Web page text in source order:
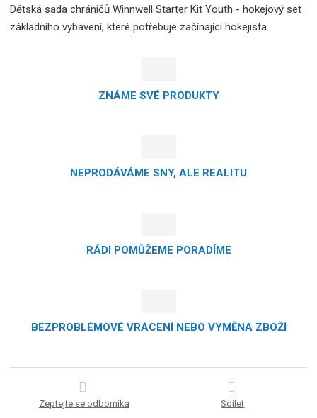
Dětská sada chráničů Winnwell Starter Kit Youth - hokejový set
základního vybavení, které potřebuje začínající hokejista.
ZNÁME SVÉ PRODUKTY
NEPRODÁVÁME SNY, ALE REALITU
RÁDI POMŮŽEME PORADÍME
BEZPROBLÉMOVÉ VRÁCENÍ NEBO VÝMĚNA ZBOŽÍ
Zeptejte se odborníka Sdílet